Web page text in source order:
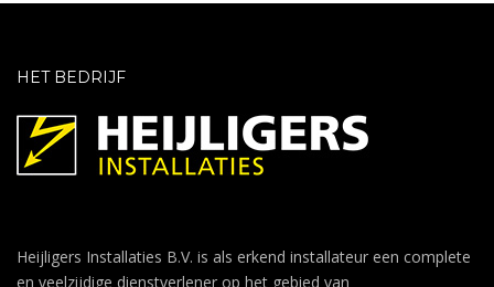
HET BEDRIJF
Heijligers Installaties B.V. is als erkend installateur een complete
en veelzijdige dienstverlener op het gebied van